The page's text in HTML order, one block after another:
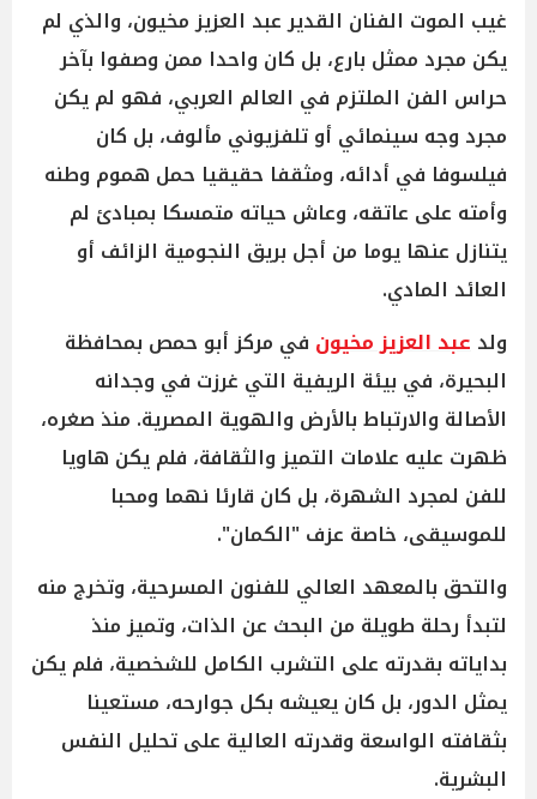
غيب الموت الفنان القدير عبد العزيز مخيون، والذي لم
يكن مجرد ممثل بارع، بل كان واحدا ممن وصفوا بآخر
حراس الفن الملتزم في العالم العربي، فهو لم يكن
مجرد وجه سينمائي أو تلفزيوني مألوف، بل كان
فيلسوفا في أدائه، ومثقفا حقيقيا حمل هموم وطنه
وأمته على عاتقه، وعاش حياته متمسكا بمبادئ لم
يتنازل عنها يوما من أجل بريق النجومية الزائف أو
العائد المادي.
ولد عبد العزيز مخيون في مركز أبو حمص بمحافظة
البحيرة، في بيئة الريفية التي غرزت في وجدانه
الأصالة والارتباط بالأرض والهوية المصرية. منذ صغره،
ظهرت عليه علامات التميز والثقافة، فلم يكن هاويا
للفن لمجرد الشهرة، بل كان قارئا نهما ومحبا
للموسيقى، خاصة عزف "الكمان".
والتحق بالمعهد العالي للفنون المسرحية، وتخرج منه
لتبدأ رحلة طويلة من البحث عن الذات، وتميز منذ
بداياته بقدرته على التشرب الكامل للشخصية، فلم يكن
يمثل الدور، بل كان يعيشه بكل جوارحه، مستعينا
بثقافته الواسعة وقدرته العالية على تحليل النفس
البشرية.